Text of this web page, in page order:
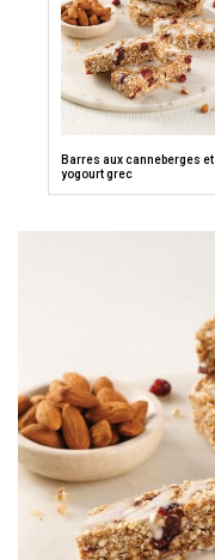
Barres aux canneberges et
yogourt grec